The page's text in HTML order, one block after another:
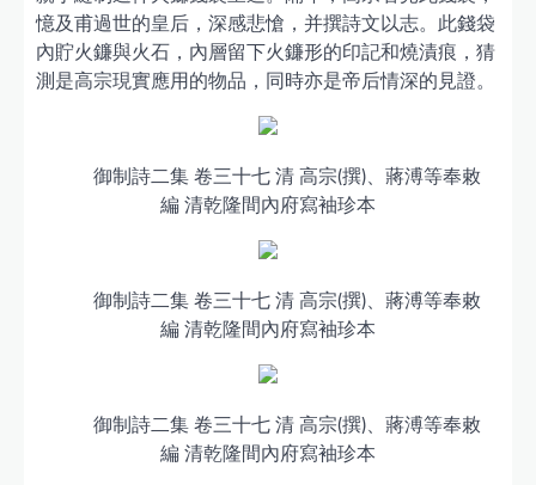
憶及甫過世的皇后，深感悲愴，并撰詩文以志。此錢袋
內貯火鐮與火石，內層留下火鐮形的印記和燒漬痕，猜
測是高宗現實應用的物品，同時亦是帝后情深的見證。
御制詩二集 卷三十七 清 高宗(撰)、蔣溥等奉敕
編 清乾隆間內府寫袖珍本
御制詩二集 卷三十七 清 高宗(撰)、蔣溥等奉敕
編 清乾隆間內府寫袖珍本
御制詩二集 卷三十七 清 高宗(撰)、蔣溥等奉敕
編 清乾隆間內府寫袖珍本